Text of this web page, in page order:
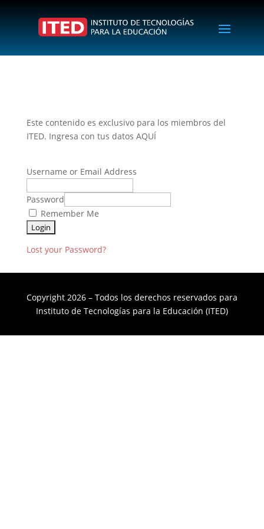
Este contenido es exclusivo para los miembros del
ITED. Ingresa con tus datos AQUÍ
Username or Email Address
Password
Remember Me
Lost your Password?
Copyright 2026 – Todos los derechos reservados para
Instituto de Tecnologías para la Educación (ITED)